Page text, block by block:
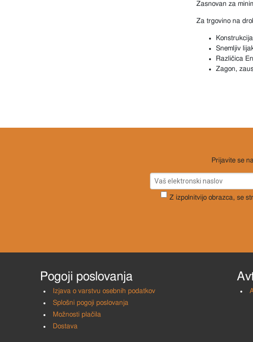
Zasnovan za
Za trgovino na
Snemljiv
Različica
Zagon,
Prijavite se
Z izpolnitvijo obrazca, se
Pogoji poslovanja
Izjava o varstvu osebnih podatkov
Splošni pogoji poslovanja
Možnosti plačila
Dostava